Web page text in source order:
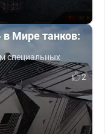
в Мире танков:
специальных
2